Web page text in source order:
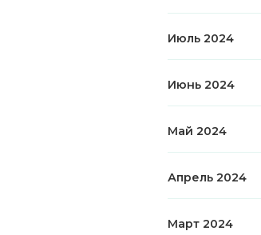
Июль 2024
Июнь 2024
Май 2024
Апрель 2024
Март 2024